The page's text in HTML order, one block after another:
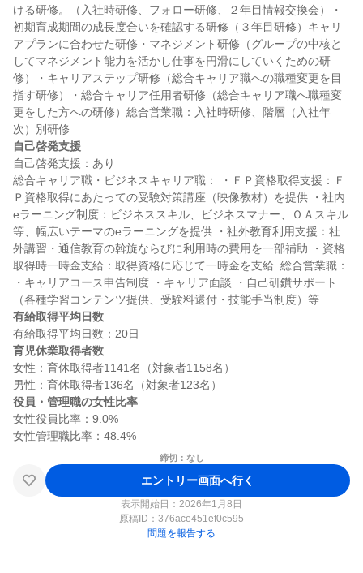
ける研修。（入社時研修、フォロー研修、２年目情報交換会）・
初期育成期間の成長度合いを確認する研修（３年目研修）キャリ
アプランに合わせた研修・マネジメント研修（グループの中核と
してマネジメント能力を活かし仕事を円滑にしていくための研
修）・キャリアステップ研修（総合キャリア職への職種変更を目
指す研修）・総合キャリア任用者研修（総合キャリア職へ職種変
更をした方への研修）総合営業職：入社時研修、階層（入社年
自己啓発支援
自己啓発支援：あり
総合キャリア職・ビジネスキャリア職： ・ＦＰ資格取得支援：Ｆ
Ｐ資格取得にあたっての受験対策講座（映像教材）を提供 ・社内
eラーニング制度：ビジネススキル、ビジネスマナー、ＯＡスキル
等、幅広いテーマのeラーニングを提供 ・社外教育利用支援：社
外講習・通信教育の斡旋ならびに利用時の費用を一部補助 ・資格
取得時一時金支給：取得資格に応じて一時金を支給  総合営業職：
・キャリアコース申告制度 ・キャリア面談 ・自己研鑽サポート
有給取得平均日数
育児休業取得者数
女性：育休取得者1141名（対象者1158名）
役員・管理職の女性比率
女性役員比率：9.0%
締切：なし
エントリー画面へ行く
表示開始日：2026年1月8日
原稿ID： 376ace451ef0c595
問題を報告する